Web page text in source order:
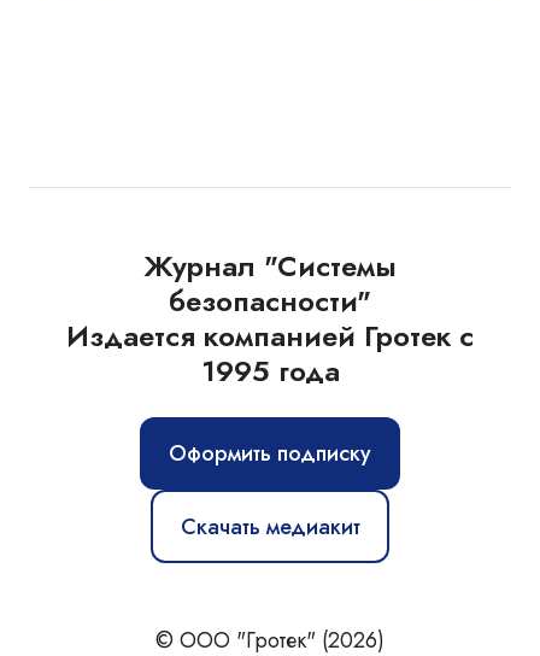
Журнал "Системы
безопасности"
Издается компанией Гротек с
1995 года
Оформить подписку
Скачать медиакит
© ООО "Гротек" (2026)